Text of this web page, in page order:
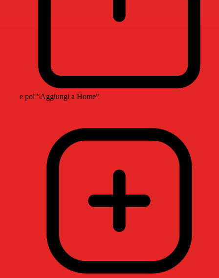
e poi "Aggiungi a Home"